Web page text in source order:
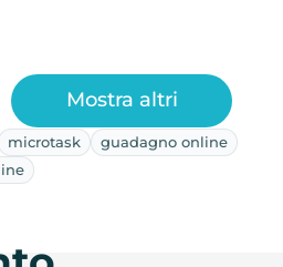
microtask
guadagno online
Mostra altri